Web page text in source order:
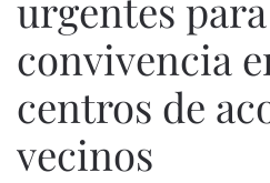
urgentes
convivencia
centros de
vecinos